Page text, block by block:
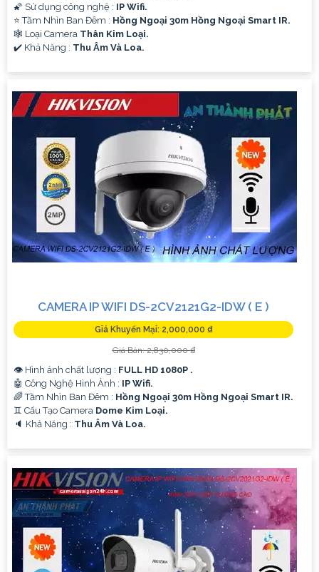
🌠 Sử dụng công nghệ : IP Wifi.
⭐ Tầm Nhìn Ban Đêm : Hồng Ngoại 30m Hồng Ngoại Smart IR.
🕸️ Loại Camera Thân Kim Loại.
️✔️ Khả Năng : Thu Âm Và Loa.
CAMERA IP WIFI DS-2CV2121G2-IDW ( E )
Giá Khuyến Mại: 2,000,000 ₫
Giá Bán: 2,830,000 ₫
👁 Hình ảnh chất lượng : FULL HD 1080P .
🤖️ Công Nghệ Hình Ảnh : IP Wifi.
🌈 Tầm Nhìn Ban Đêm : Hồng Ngoại 30m Hồng Ngoại Smart IR.
♊ Cấu Tạo Camera Dome Kim Loại.
️🔈 Khả Năng : Thu Âm Và Loa.